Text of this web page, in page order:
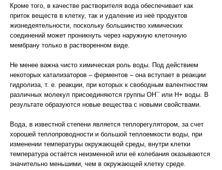
Кроме того, в качестве растворителя вода обеспечивает как
приток веществ в клетку, так и удаление из неё продуктов
жизнедеятельности, поскольку большинство химических
соединений может проникнуть через наружную клеточную
мембрану только в растворенном виде.
Не менее важна чисто химическая роль воды. Под действием
некоторых катализаторов – ферментов – она вступает в реакции
гидролиза, т. е. реакции, при которых к свободным валентностям
различных молекул присоединяются группы OH¯ или Н+ воды. В
результате образуются новые вещества с новыми свойствами.
Вода, в известной степени является теплорегулятором, за счет
хорошей теплопроводности и большой теплоемкости воды, при
изменении температуры окружающей среды, внутри клетки
температура остаётся неизменной или её колебания оказываются
значительно меньшими, чем в окружающей клетку среде.